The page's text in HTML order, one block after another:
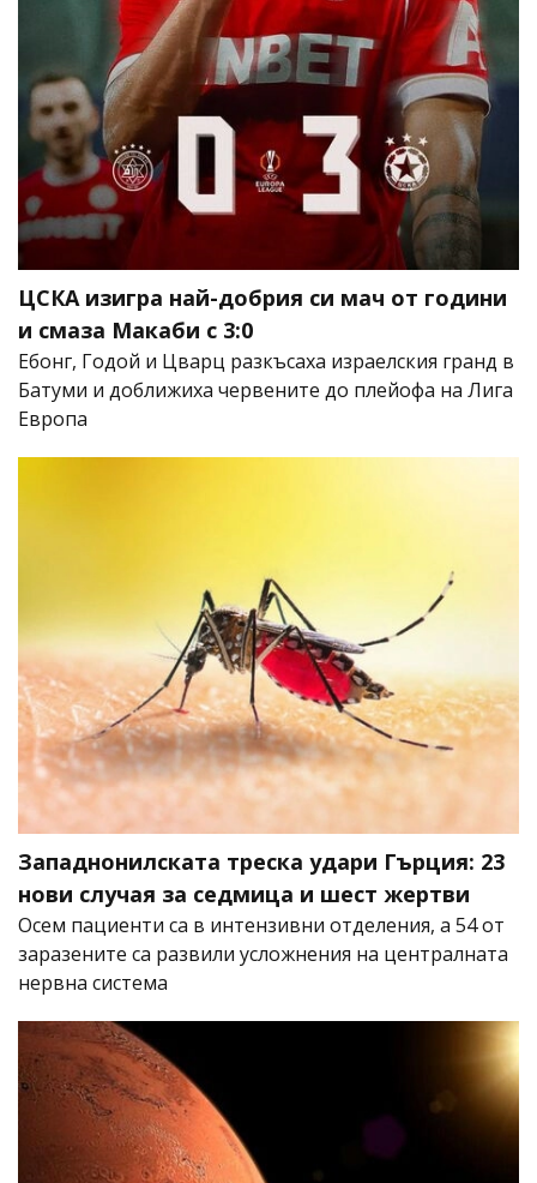
ЦСКА изигра най-добрия си мач от години
и смаза Макаби с 3:0
Ебонг, Годой и Цварц разкъсаха израелския гранд в
Батуми и доближиха червените до плейофа на Лига
Европа
Западнонилската треска удари Гърция: 23
нови случая за седмица и шест жертви
Осем пациенти са в интензивни отделения, а 54 от
заразените са развили усложнения на централната
нервна система